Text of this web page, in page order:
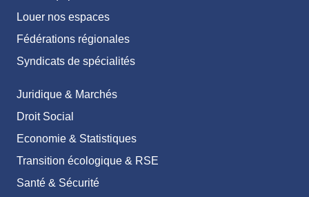
Louer nos espaces
Fédérations régionales
Syndicats de spécialités
Juridique & Marchés
Droit Social
Economie & Statistiques
Transition écologique & RSE
Santé & Sécurité